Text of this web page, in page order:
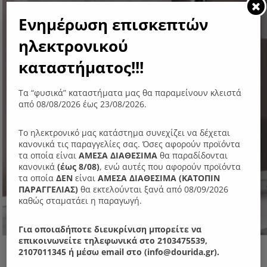
Ν40Μ Σύνθεση
Original
700.00
Ενημέρωση επισκεπτών
ηλεκτρονικού
καταστήματος!!!
Τα “φυσικά” καταστήματα μας θα παραμείνουν κλειστά
από 08/08/2026 έως 23/08/2026.
Το ηλεκτρονικό μας κατάστημα συνεχίζει να δέχεται
κανονικά τις παραγγελίες σας. Όσες αφορούν προϊόντα
τα οποία είναιΑΜΕΣΑ ΔΙΑΘΕΣΙΜΑ θα παραδίδονται
κανονικά(έως 8/08), ενώ αυτές που αφορούν προϊόντα
τα οποίαΔΕΝ είναι ΑΜΕΣΑ ΔΙΑΘΕΣΙΜΑ (ΚΑΤΟΠΙΝ
ΠΑΡΑΓΓΕΛIΑΣ) θα εκτελούνται ξανά από 08/09/2026
καθώς σταματάει η παραγωγή.
Για οποιαδήποτε διευκρίνιση μπορείτε να
επικοινωνείτε τηλεφωνικά στο 2103475539,
2107011345 ή μέσω email στο (info@dourida.gr).